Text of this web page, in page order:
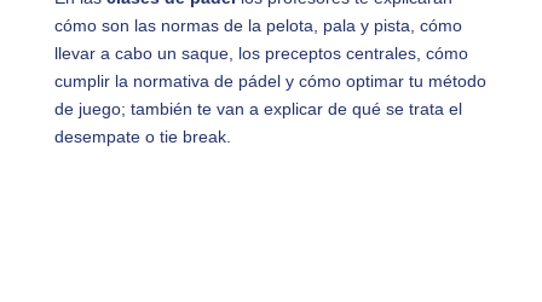
cómo son las normas de la pelota, pala y pista, cómo
llevar a cabo un saque, los preceptos centrales, cómo
cumplir la normativa de pádel y cómo optimar tu método
de juego; también te van a explicar de qué se trata el
desempate o tie break.